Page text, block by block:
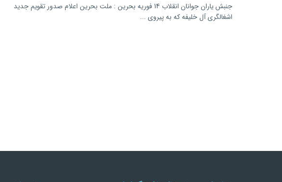
جنبش یاران جوانان انقلاب 14 فوریه بحرین : ملت بحرین اعلام صدور تقویم جدید
اشغالگری آل خلیفه که به پیروی ...